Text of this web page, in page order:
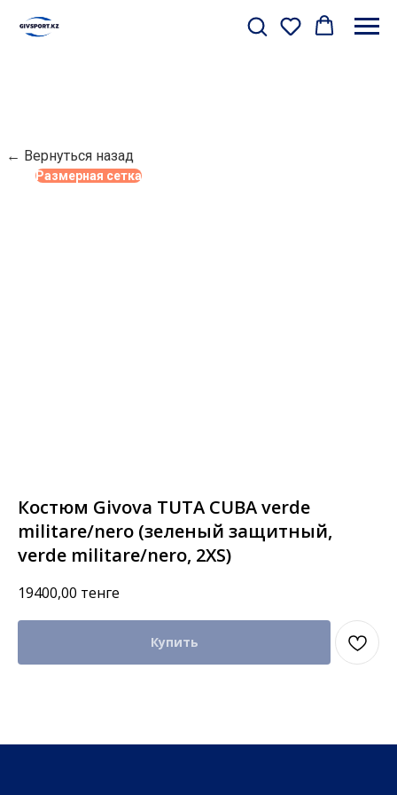
← Вернуться назад
Размерная сетка
Костюм Givova TUTA CUBA verde
militare/nero (зеленый защитный,
verde militare/nero, 2XS)
19400,00 тенге
Купить